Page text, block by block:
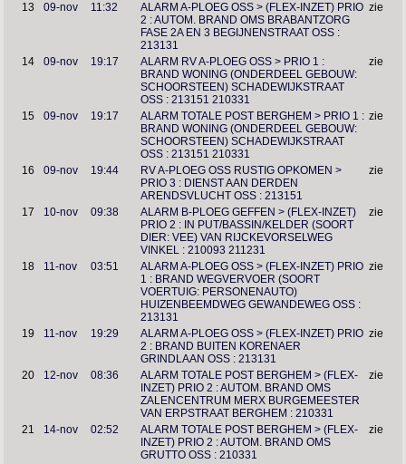
13 09-nov 11:32
ALARM A-PLOEG OSS > (FLEX-INZET) PRIO
2 : AUTOM. BRAND OMS BRABANTZORG
FASE 2A EN 3 BEGIJNENSTRAAT OSS :
213131
zie
14 09-nov 19:17
ALARM RV A-PLOEG OSS > PRIO 1 :
BRAND WONING (ONDERDEEL GEBOUW:
SCHOORSTEEN) SCHADEWIJKSTRAAT
OSS : 213151 210331
zie
15 09-nov 19:17
ALARM TOTALE POST BERGHEM > PRIO 1 :
BRAND WONING (ONDERDEEL GEBOUW:
SCHOORSTEEN) SCHADEWIJKSTRAAT
OSS : 213151 210331
zie
16 09-nov 19:44
RV A-PLOEG OSS RUSTIG OPKOMEN >
PRIO 3 : DIENST AAN DERDEN
ARENDSVLUCHT OSS : 213151
zie
17 10-nov 09:38
ALARM B-PLOEG GEFFEN > (FLEX-INZET)
PRIO 2 : IN PUT/BASSIN/KELDER (SOORT
DIER: VEE) VAN RIJCKEVORSELWEG
VINKEL : 210093 211231
zie
18 11-nov 03:51
ALARM A-PLOEG OSS > (FLEX-INZET) PRIO
1 : BRAND WEGVERVOER (SOORT
VOERTUIG: PERSONENAUTO)
HUIZENBEEMDWEG GEWANDEWEG OSS :
213131
zie
19 11-nov 19:29
ALARM A-PLOEG OSS > (FLEX-INZET) PRIO
2 : BRAND BUITEN KORENAER
GRINDLAAN OSS : 213131
zie
20 12-nov 08:36
ALARM TOTALE POST BERGHEM > (FLEX-
INZET) PRIO 2 : AUTOM. BRAND OMS
ZALENCENTRUM MERX BURGEMEESTER
VAN ERPSTRAAT BERGHEM : 210331
zie
21 14-nov 02:52
ALARM TOTALE POST BERGHEM > (FLEX-
INZET) PRIO 2 : AUTOM. BRAND OMS
GRUTTO OSS : 210331
zie